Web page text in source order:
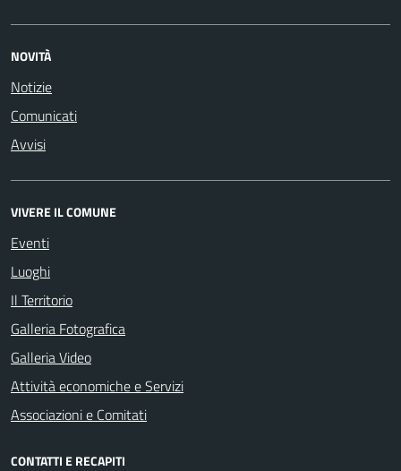
NOVITÀ
Notizie
Comunicati
Avvisi
VIVERE IL COMUNE
Eventi
Luoghi
Il Territorio
Galleria Fotografica
Galleria Video
Attività economiche e Servizi
Associazioni e Comitati
CONTATTI E RECAPITI